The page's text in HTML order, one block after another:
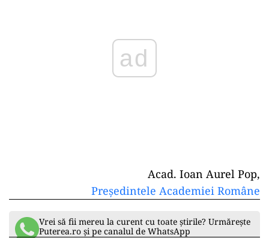
ad
Acad. Ioan Aurel Pop,
Președintele Academiei Române
Vrei să fii mereu la curent cu toate știrile? Urmărește
Puterea.ro și pe canalul de WhatsApp